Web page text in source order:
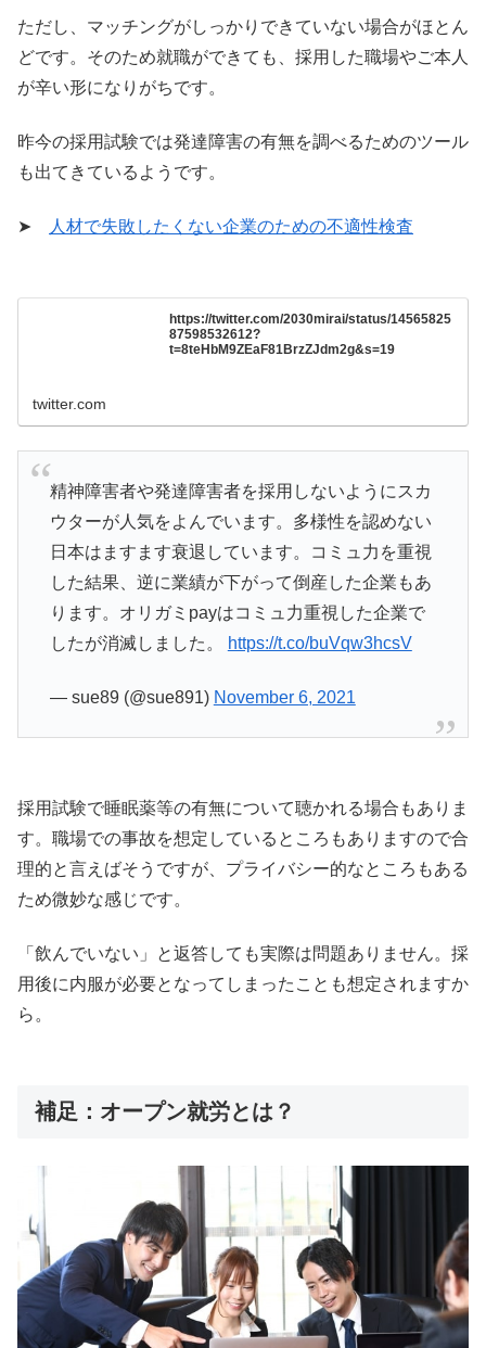
ただし、マッチングがしっかりできていない場合がほとん
どです。そのため就職ができても、採用した職場やご本人
が辛い形になりがちです。
昨今の採用試験では発達障害の有無を調べるためのツール
も出てきているようです。
➤ 人材で失敗したくない企業のための不適性検査
https://twitter.com/2030mirai/status/14565825
87598532612?
t=8teHbM9ZEaF81BrzZJdm2g&s=19
twitter.com
精神障害者や発達障害者を採用しないようにスカ
ウターが人気をよんでいます。多様性を認めない
日本はますます衰退しています。コミュ力を重視
した結果、逆に業績が下がって倒産した企業もあ
ります。オリガミpayはコミュ力重視した企業で
したが消滅しました。
https://t.co/buVqw3hcsV
— sue89 (@sue891) November 6, 2021
採用試験で睡眠薬等の有無について聴かれる場合もありま
す。職場での事故を想定しているところもありますので合
理的と言えばそうですが、プライバシー的なところもある
ため微妙な感じです。
「飲んでいない」と返答しても実際は問題ありません。採
用後に内服が必要となってしまったことも想定されますか
ら。
補足：オープン就労とは？